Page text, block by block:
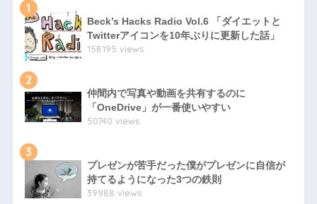
1
Beck’s Hacks Radio Vol.6 「ダイエットと
Twitterアイコンを10年ぶりに更新した話」
158195 views
2
仲間内で写真や動画を共有するのに
「OneDrive」が一番使いやすい
50740 views
3
プレゼンが苦手だった僕がプレゼンに自信が
持てるようになった3つの鉄則
39988 views